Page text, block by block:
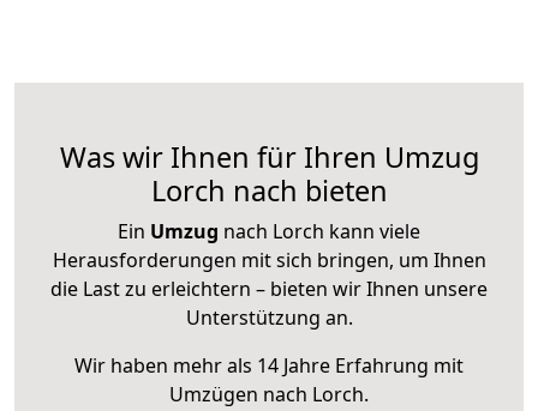
Was wir Ihnen für Ihren Umzug
Lorch nach bieten
Ein Umzug nach Lorch kann viele
Herausforderungen mit sich bringen, um Ihnen
die Last zu erleichtern – bieten wir Ihnen unsere
Unterstützung an.
Wir haben mehr als 14 Jahre Erfahrung mit
Umzügen nach Lorch.